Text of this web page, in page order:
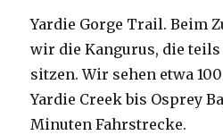
Yardie Gorge Trail. Beim
wir die Kangurus, die
sitzen. Wir sehen etwa
Yardie Creek bis Osprey
Minuten Fahrstrecke.